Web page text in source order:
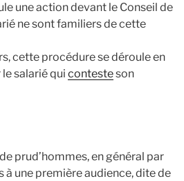
une action devant le Conseil de
ne sont familiers de cette
cette procédure se déroule en
salarié qui contesteson
prud’hommes, en général par
une première audience, dite de